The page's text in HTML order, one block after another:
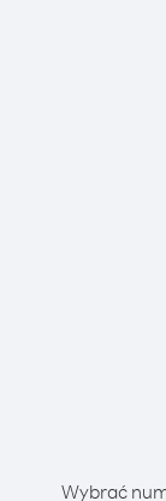
Wybrać